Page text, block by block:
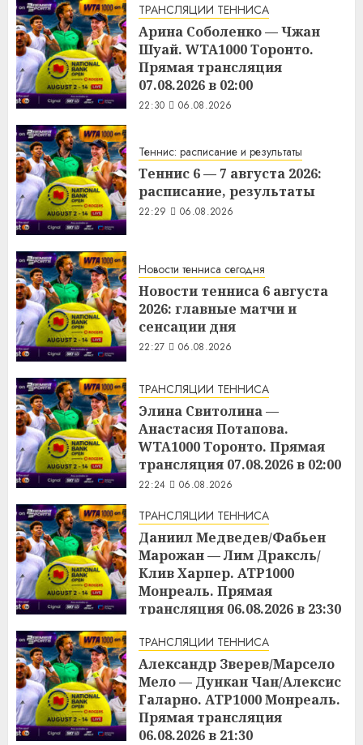
ТРАНСЛЯЦИИ ТЕННИСА
Арина Соболенко — Чжан
Шуай. WTA1000 Торонто.
Прямая трансляция
07.08.2026 в 02:00
22:30 06.08.2026
Теннис: расписание и результаты
Теннис 6 — 7 августа 2026:
расписание, результаты
22:29 06.08.2026
Новости тенниса сегодня
Новости тенниса 6 августа
2026: главные матчи и
сенсации дня
22:27 06.08.2026
ТРАНСЛЯЦИИ ТЕННИСА
Элина Свитолина —
Анастасия Потапова.
WTA1000 Торонто. Прямая
трансляция 07.08.2026 в 02:00
22:24 06.08.2026
ТРАНСЛЯЦИИ ТЕННИСА
Даниил Медведев/Фабьен
Марожан — Лим Драксль/
Клив Харпер. ATP1000
Монреаль. Прямая
трансляция 06.08.2026 в 23:30
ТРАНСЛЯЦИИ ТЕННИСА
Александр Зверев/Марсело
Мело — Дункан Чан/Алексис
Галарно. ATP1000 Монреаль.
Прямая трансляция
06.08.2026 в 21:30